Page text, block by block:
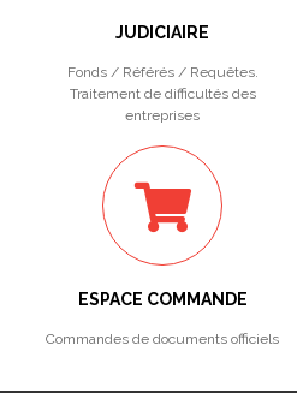
JUDICIAIRE
Fonds / Référés / Requêtes.
Traitement de difficultés des
entreprises
ESPACE COMMANDE
Commandes de documents officiels